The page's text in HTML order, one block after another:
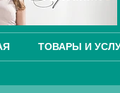
ТОВАРЫ И